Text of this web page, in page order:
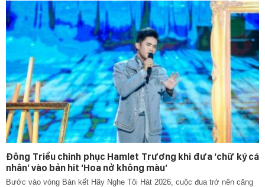
Đông Triều chinh phục Hamlet Trương khi đưa ‘chữ ký cá
nhân’ vào bản hit ‘Hoa nở không màu’
Bước vào vòng Bán kết Hãy Nghe Tôi Hát 2026, cuộc đua trở nên căng